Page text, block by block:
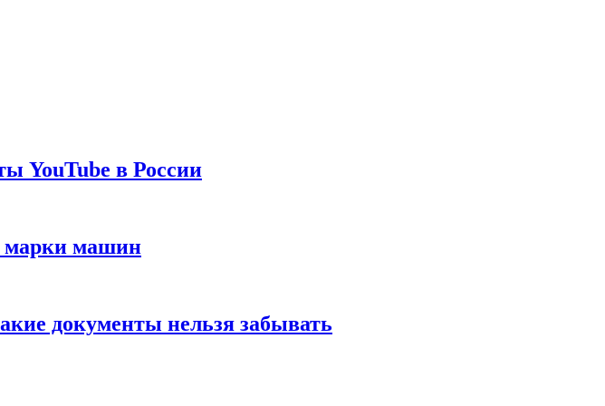
YouTube в России
марки машин
документы нельзя забывать